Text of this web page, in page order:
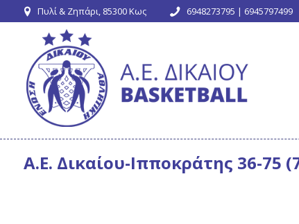
Πυλί & Ζηπάρι, 85300 Κως 6948273795 | 6945797499
Α.Ε. Δικαίου-Ιπποκράτης 36-75